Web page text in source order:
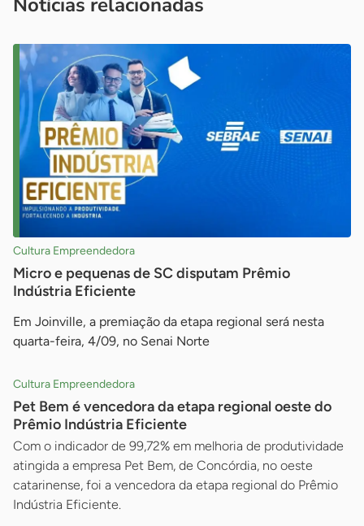
Notícias relacionadas
Cultura Empreendedora
Micro e pequenas de SC disputam Prêmio
Indústria Eficiente
Em Joinville, a premiação da etapa regional será nesta
quarta-feira, 4/09, no Senai Norte
Cultura Empreendedora
Pet Bem é vencedora da etapa regional oeste do
Prêmio Indústria Eficiente
Com o indicador de 99,72% em melhoria de produtividade
atingida a empresa Pet Bem, de Concórdia, no oeste
catarinense, foi a vencedora da etapa regional do Prêmio
Indústria Eficiente.